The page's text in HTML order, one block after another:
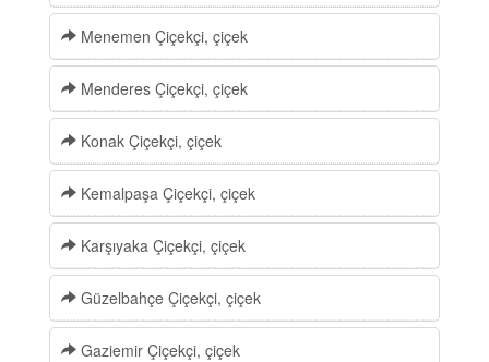
Menemen Çiçekçi, çiçek
Menderes Çiçekçi, çiçek
Konak Çiçekçi, çiçek
Kemalpaşa Çiçekçi, çiçek
Karşıyaka Çiçekçi, çiçek
Güzelbahçe Çiçekçi, çiçek
Gaziemir Çiçekçi, çiçek